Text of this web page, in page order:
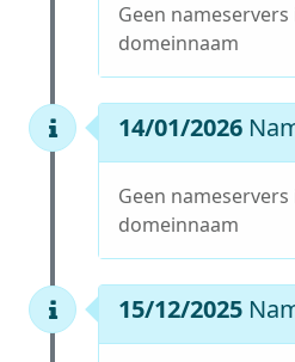
Geen
domeinnaam
14/01/2026
Geen
domeinnaam
15/12/2025